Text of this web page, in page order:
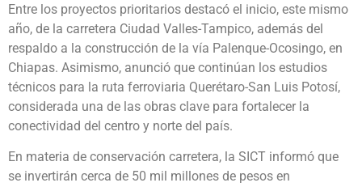
Entre los proyectos prioritarios destacó el inicio, este mismo
año, de la carretera Ciudad Valles-Tampico, además del
respaldo a la construcción de la vía Palenque-Ocosingo, en
Chiapas. Asimismo, anunció que continúan los estudios
técnicos para la ruta ferroviaria Querétaro-San Luis Potosí,
considerada una de las obras clave para fortalecer la
conectividad del centro y norte del país.
En materia de conservación carretera, la SICT informó que
se invertirán cerca de 50 mil millones de pesos en